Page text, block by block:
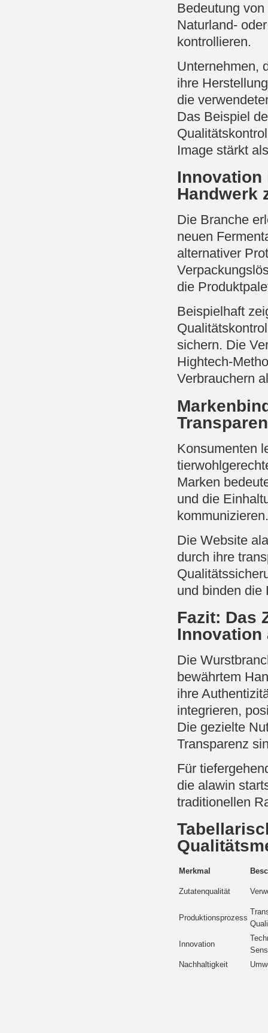
Bedeutung
Naturland-
kontrollieren.
Unternehmen,
ihre
die
Das Beispiel
Image stärkt
Innovation
Handwerk
Die Branche
neuen
alternativer
die
Beispielhaft
sichern. Die
Hightech-
Verbrauchern
Konsumenten
Marken
und die
kommunizieren.
Die Website
durch ihre
und binden die
Fazit: Das
Innovation
Die
bewährtem
ihre
integrieren,
Die gezielte
Transparenz
Für
die alawin
traditionellen
Merkmal
Zutatenqualität
Produktionsprozess
Innovation
Nachhaltigkeit